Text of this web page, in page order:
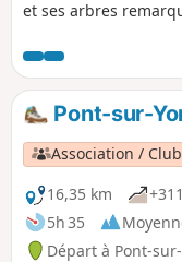
et ses arbres
Pont-sur-
Association /
16,35 km
5h 35
Départ à Pont-